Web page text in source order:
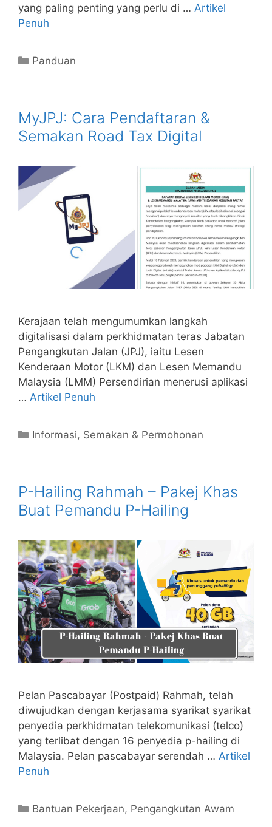
yang paling penting yang perlu di … Artikel
Penuh
Categories
Panduan
MyJPJ: Cara Pendaftaran &
Semakan Road Tax Digital
Kerajaan telah mengumumkan langkah
digitalisasi dalam perkhidmatan teras Jabatan
Pengangkutan Jalan (JPJ), iaitu Lesen
Kenderaan Motor (LKM) dan Lesen Memandu
Malaysia (LMM) Persendirian menerusi aplikasi
… Artikel Penuh
Categories
Informasi, Semakan & Permohonan
P-Hailing Rahmah – Pakej Khas
Buat Pemandu P-Hailing
Pelan Pascabayar (Postpaid) Rahmah, telah
diwujudkan dengan kerjasama syarikat syarikat
penyedia perkhidmatan telekomunikasi (telco)
yang terlibat dengan 16 penyedia p-hailing di
Malaysia. Pelan pascabayar serendah … Artikel
Penuh
Categories
Bantuan Pekerjaan, Pengangkutan Awam